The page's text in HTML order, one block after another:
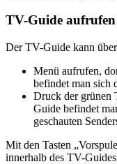
TV-Guide aufrufen
Der TV-Guide kann
Menü aufrufen,
befindet man sich
Druck der grünen
Guide befindet
geschauten
Mit den Tasten
innerhalb des TV-